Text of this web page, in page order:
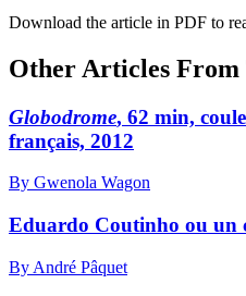
Download the article in PDF to
Other Articles From
Globodrome, 62 min,
français, 2012
By Gwenola Wagon
Eduardo Coutinho ou un
By André Pâquet